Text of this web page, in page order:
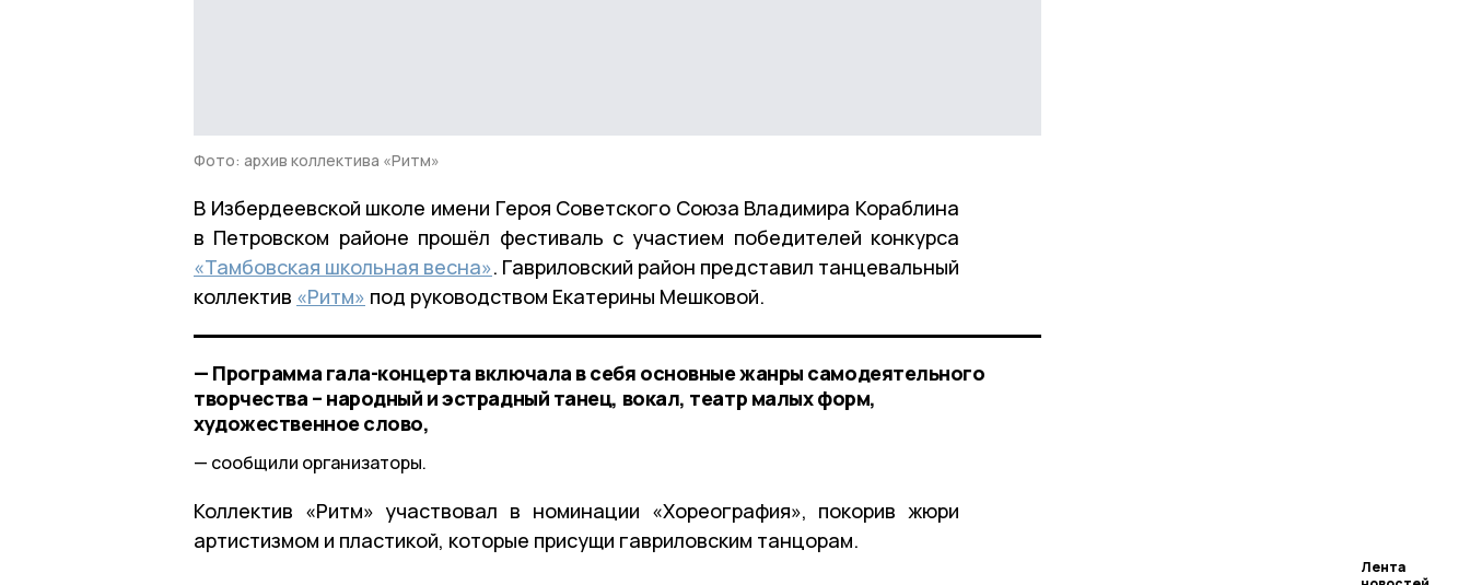
Лента
Фото: архив коллектива «Ритм»
В Избердеевской школе имени Героя Советского Союза Владимира Кораблина
в Петровском районе прошёл фестиваль с участием победителей конкурса
«Тамбовская школьная весна». Гавриловский район представил танцевальный
коллектив «Ритм» под руководством Екатерины Мешковой.
— Программа гала-концерта включала в себя основные жанры самодеятельного
творчества – народный и эстрадный танец, вокал, театр малых форм,
художественное слово,
сообщили организаторы.
Коллектив «Ритм» участвовал в номинации «Хореография», покорив жюри
артистизмом и пластикой, которые присущи гавриловским танцорам.